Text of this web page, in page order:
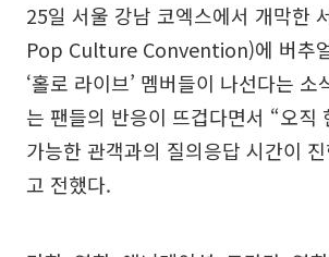
25일 서울 강남 코엑스에서 개막한
Pop Culture Convention)에 버추
‘홀로 라이브’ 멤버들이 나선다는
는 팬들의 반응이 뜨겁다면서 “오직
가능한 관객과의 질의응답 시간이
고 전했다.